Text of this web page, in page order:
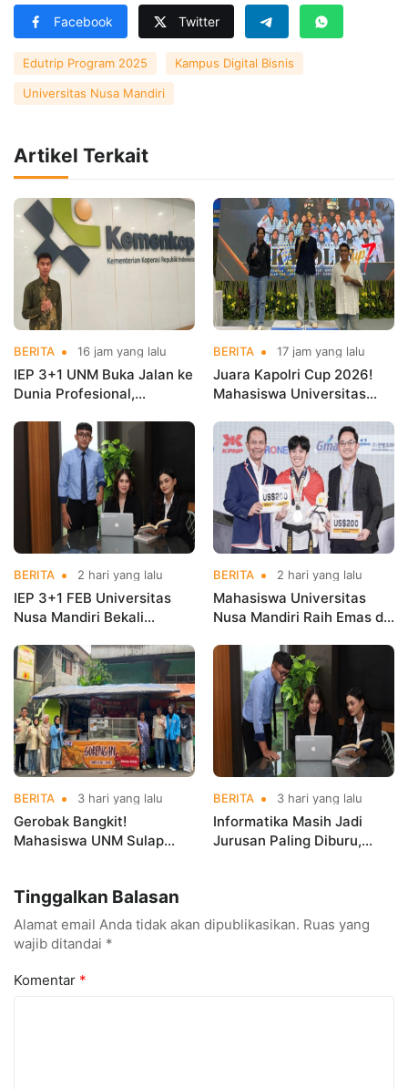
Facebook Twitter
Edutrip Program 2025 Kampus Digital Bisnis
Universitas Nusa Mandiri
Artikel Terkait
BERITA 16 jam yang lalu
IEP 3+1 UNM Buka Jalan ke
Dunia Profesional,
Kementerian Koperasi
BERITA 17 jam yang lalu
Juara Kapolri Cup 2026!
Mahasiswa Universitas
Nama Kampus di Kejurnas
Taekwondo
BERITA 2 hari yang lalu
IEP 3+1 FEB Universitas
Nusa Mandiri Bekali
Kerja Sebelum Lulus
BERITA 2 hari yang lalu
Mahasiswa Universitas
Nusa Mandiri Raih Emas di
Indonesia Open
Championships 2026
BERITA 3 hari yang lalu
Gerobak Bangkit!
Mahasiswa UNM Sulap
BERITA 3 hari yang lalu
Informatika Masih Jadi
Jurusan Paling Diburu,
Tinggalkan Balasan
Alamat email Anda tidak akan dipublikasikan. Ruas yang
wajib ditandai *
Komentar *